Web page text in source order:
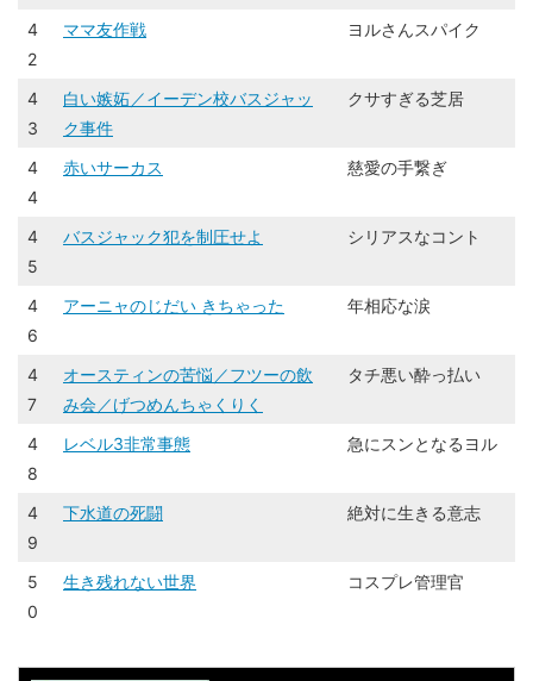
4
2
ママ友作戦 ヨルさんスパイク
4
3
白い嫉妬／イーデン校バスジャッ
ク事件
​​クサすぎる芝居​
4
4
赤いサーカス 慈愛の手繋ぎ
4
5
バスジャック犯を制圧せよ ​​シリアスなコント​
4
6
アーニャのじだい きちゃった 年相応な涙
4
7
オースティンの苦悩／フツーの飲
み会／げつめんちゃくりく
​​タチ悪い酔っ払い​
4
8
レベル3非常事態 急にスンとなるヨル
4
9
下水道の死闘 絶対に生きる意志​
5
0
生き残れない世界 コスプレ管理官